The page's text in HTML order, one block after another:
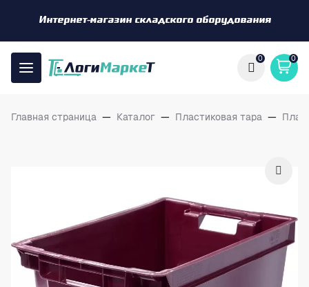
Интернет-магазин складского оборудования
0 0
Главная страница — Каталог — Пластиковая тара —